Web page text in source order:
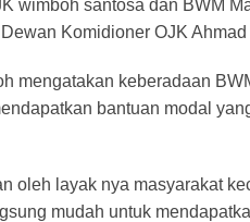
wimboh santosa dan BWM
Komidioner OJK Ahmad
mengatakan keberadaan
bantuan modal
oleh layak nya masyarakat
mudah untuk